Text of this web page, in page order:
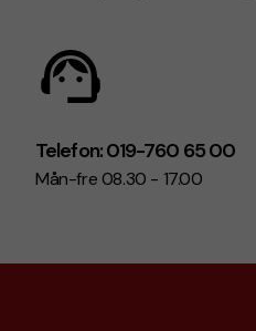
Telefon: 019-760 65 00
Mån-fre 08.30 - 17.00